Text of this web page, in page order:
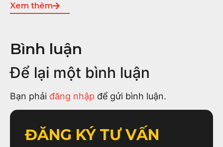
Xem thêm
Bình luận
Để lại một bình luận
Bạn phải đăng nhập để gửi bình luận.
ĐĂNG KÝ TƯ VẤN